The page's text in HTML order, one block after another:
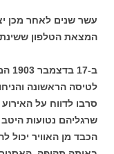
עשר שנים לאחר מכן
המצאת הטלפון
ב-
לטיסה הראשונה
סרבו לדווח על
שרגליהם נטועות
הכבד מן האוויר יכול